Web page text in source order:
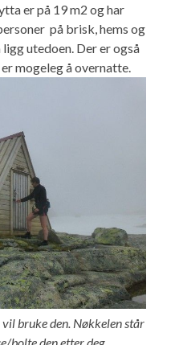
er på 19 m2 og har
på brisk, hems og
utedoen. Der er også
mogeleg å overnatte.
bruke den. Nøkkelen står